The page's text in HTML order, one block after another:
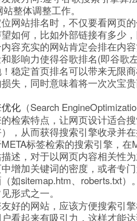
整体调整工作。
站排名时，不仅要看网页的
如何，比如外部链接有多少
容充实的网站肯定会排在内
响力使得谷歌排名(即谷歌
稳定首页排名可以带来无限
失，同时意味着将一次次宝
化 （Search
检索特点，让网页设计适合
），从而获得搜索引擎收录并
标签检索的搜索引擎，在
述，对于以网页内容相关性
增加关键词的密度，或者专
如sitemap.htm、roberts.txt）
形式之一。
的网站，应该方便搜索引擎
看起来有吸引力，这样才能